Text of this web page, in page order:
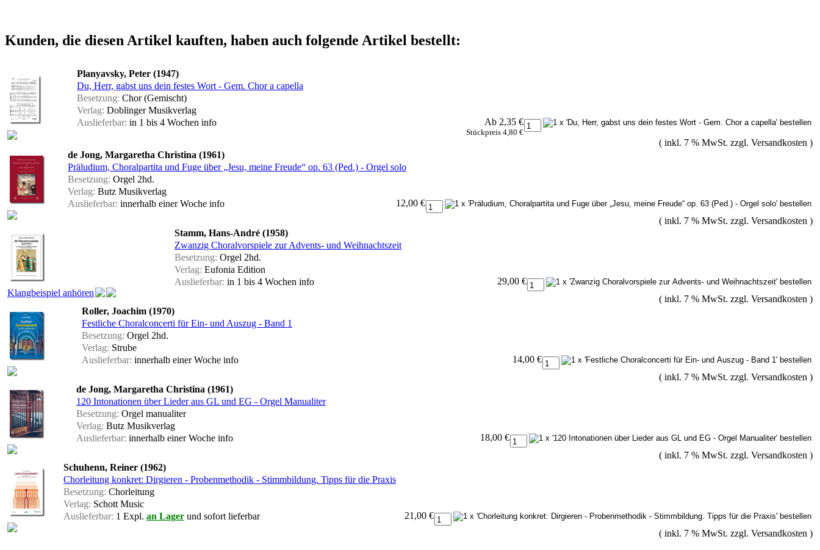
Kunden, die diesen Artikel kauften, haben auch folgende Artikel bestellt:
Planyavsky, Peter (1947)
Du, Herr, gabst uns dein festes Wort - Gem. Chor a capella
Besetzung: Chor (Gemischt)
Verlag: Doblinger Musikverlag
Auslieferbar: in 1 bis 4 Wochen info Ab 2,35 €
Stückpreis 4,80 €
( inkl. 7 % MwSt. zzgl. Versandkosten )
de Jong, Margaretha Christina (1961)
Präludium, Choralpartita und Fuge über „Jesu, meine Freude“ op. 63 (Ped.) - Orgel solo
Besetzung: Orgel 2hd.
Verlag: Butz Musikverlag
Auslieferbar: innerhalb einer Woche info
12,00 €
( inkl. 7 % MwSt. zzgl. Versandkosten )
Klangbeispiel anhören
Stamm, Hans-André (1958)
Zwanzig Choralvorspiele zur Advents- und Weihnachtszeit
Besetzung: Orgel 2hd.
Verlag: Eufonia Edition
Auslieferbar: in 1 bis 4 Wochen info
29,00 €
( inkl. 7 % MwSt. zzgl. Versandkosten )
Roller, Joachim (1970)
Festliche Choralconcerti für Ein- und Auszug - Band 1
Besetzung: Orgel 2hd.
Verlag: Strube
Auslieferbar: innerhalb einer Woche info
14,00 €
( inkl. 7 % MwSt. zzgl. Versandkosten )
de Jong, Margaretha Christina (1961)
120 Intonationen über Lieder aus GL und EG - Orgel Manualiter
Besetzung: Orgel manualiter
Verlag: Butz Musikverlag
Auslieferbar: innerhalb einer Woche info
18,00 €
( inkl. 7 % MwSt. zzgl. Versandkosten )
Schuhenn, Reiner (1962)
Chorleitung konkret: Dirgieren - Probenmethodik - Stimmbildung. Tipps für die Praxis
Besetzung: Chorleitung
Verlag: Schott Music
Auslieferbar: 1 Expl. an Lager und sofort lieferbar
21,00 €
( inkl. 7 % MwSt. zzgl. Versandkosten )